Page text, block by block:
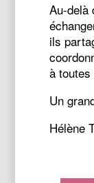
Au-delà
ils
à
Un
Hélène